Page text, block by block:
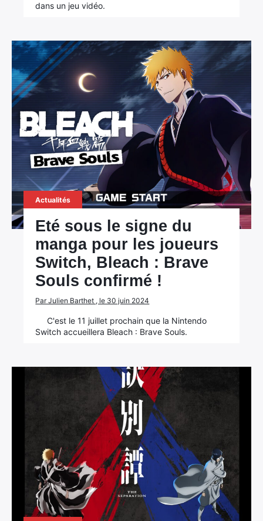
dans un jeu vidéo.
Actualités
Eté sous le signe du
manga pour les joueurs
Switch, Bleach : Brave
Souls confirmé !
Par Julien Barthet , le 30 juin 2024
C'est le 11 juillet prochain que la Nintendo
Switch accueillera Bleach : Brave Souls.